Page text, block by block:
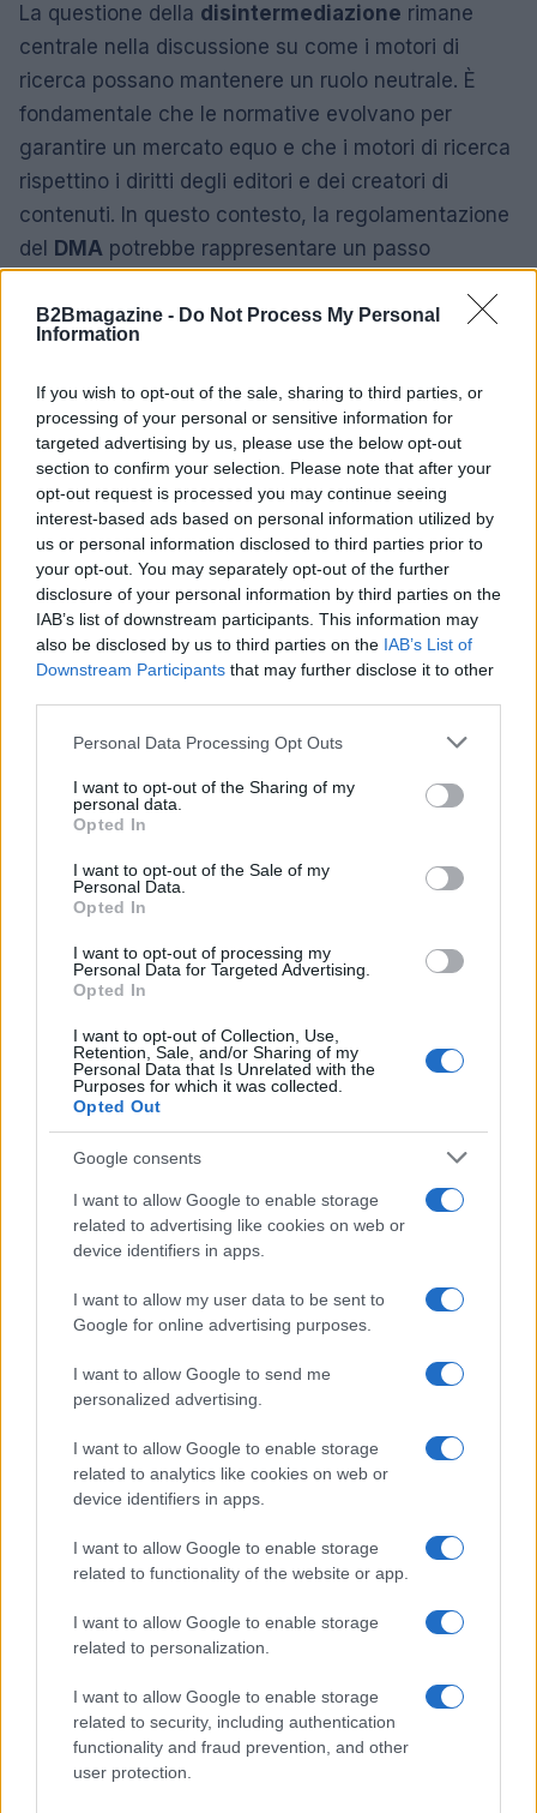
B2Bmagazine - Do Not Process My Personal
Information
If you wish to opt-out of the sale, sharing to third parties, or
processing of your personal or sensitive information for
targeted advertising by us, please use the below opt-out
section to confirm your selection. Please note that after your
opt-out request is processed you may continue seeing
interest-based ads based on personal information utilized by
us or personal information disclosed to third parties prior to
your opt-out. You may separately opt-out of the further
disclosure of your personal information by third parties on the
IAB’s list of downstream participants. This information may
also be disclosed by us to third parties on the IAB’s List of
Downstream Participants that may further disclose it to other
Please note that this website/app uses one or more Google
not limited to your visit or usage behaviour. You may click to
grant or deny consent to Google and its third-party tags to
use your data for below specified purposes in below Google
consent section.
Personal Data Processing Opt Outs
I want to opt-out of the Sharing of my
personal data.
Opted In
I want to opt-out of the Sale of my
Personal Data.
Opted In
I want to opt-out of processing my
Personal Data for Targeted Advertising.
Opted In
I want to opt-out of Collection, Use,
Retention, Sale, and/or Sharing of my
Personal Data that Is Unrelated with the
Purposes for which it was collected.
Opted Out
Google consents
I want to allow Google to enable storage
related to advertising like cookies on web or
device identifiers in apps.
I want to allow my user data to be sent to
Google for online advertising purposes.
I want to allow Google to send me
personalized advertising.
I want to allow Google to enable storage
related to analytics like cookies on web or
device identifiers in apps.
I want to allow Google to enable storage
related to functionality of the website or app.
I want to allow Google to enable storage
related to personalization.
I want to allow Google to enable storage
related to security, including authentication
functionality and fraud prevention, and other
user protection.
La questione della disintermediazione rimane
centrale nella discussione su come i motori di
ricerca possano mantenere un ruolo neutrale. È
fondamentale che le normative evolvano per
garantire un mercato equo e che i motori di ricerca
rispettino i diritti degli editori e dei creatori di
contenuti. In questo contesto, la regolamentazione
del
DMA potrebbe rappresentare un passo
Roberta Bonaventura
Roberta Bonaventura è stata sul posto al
crollo di una banchina genovese per
coordinare il live, affermando una linea
editoriale di tempestività verificata. Inviata per
breaking news, porta con sé un dettaglio
personale: un distintivo ricevuto dalla sala
stampa del Porto Antico.
Continua a leggere
Ripensare le tecnologie umanitarie oltre i criteri dei
donatori
Martina Marchesi · 10 Lug 2026